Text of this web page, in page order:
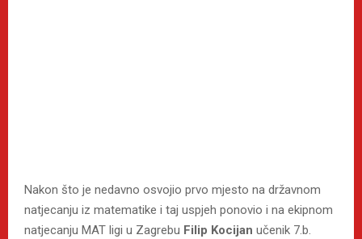
Nakon što je nedavno osvojio prvo mjesto na državnom
natjecanju iz matematike i taj uspjeh ponovio i na ekipnom
natjecanju MAT ligi u Zagrebu Filip Kocijan učenik 7.b.